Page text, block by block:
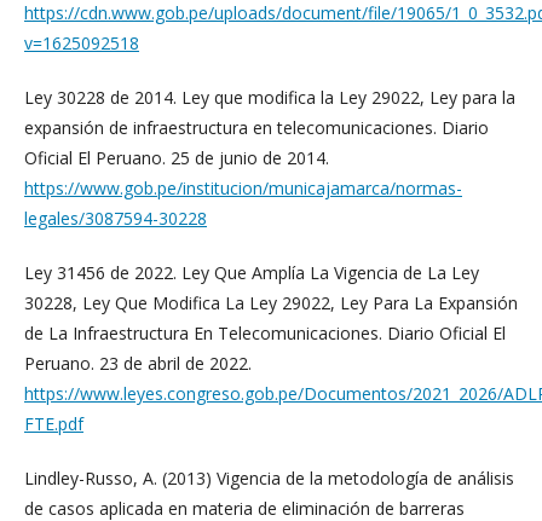
https://cdn.www.gob.pe/uploads/document/file/19065/
v=1625092518
Ley 30228 de 2014. Ley que modifica la Ley 29022, Ley para la
expansión de infraestructura en telecomunicaciones. Diario
Oficial El Peruano. 25 de junio de 2014.
https://www.gob.pe/institucion/municajamarca/normas-
legales/3087594-30228
Ley 31456 de 2022. Ley Que Amplía La Vigencia de La Ley
30228, Ley Que Modifica La Ley 29022, Ley Para La Expansión
de La Infraestructura En Telecomunicaciones. Diario Oficial El
Peruano. 23 de abril de 2022.
https://www.leyes.congreso.gob.pe/Documentos/2021_2026/
FTE.pdf
Lindley-Russo, A. (2013) Vigencia de la metodología de análisis
de casos aplicada en materia de eliminación de barreras